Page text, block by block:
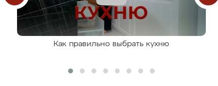
Как правильно выбрать кухню